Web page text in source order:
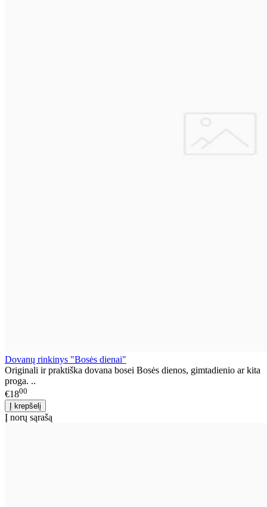
Dovanų rinkinys "Bosės dienai"
Originali ir praktiška dovana bosei Bosės dienos, gimtadienio ar kita
proga. ..
€1800
Į norų sąrašą